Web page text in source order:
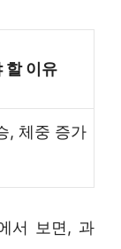
할 이유
, 체중 증가
서 보면, 과